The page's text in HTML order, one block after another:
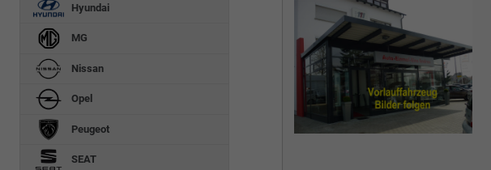
Hyundai
MG
Nissan
Opel
Peugeot
SEAT